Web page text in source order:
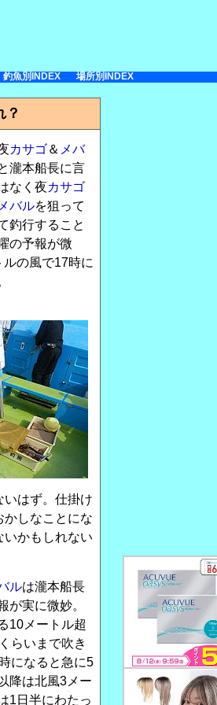
釣魚別INDEX 場所別INDEX
カサゴ＆ メバ
瀧本船長に言
なく夜カサゴ
メバルを狙って
釣行すること
の予報が微
の風で17時に
いはず。仕掛け
かしなことにな
いかもしれない
ルは瀧本船長
が実に微妙。
10メートル超
らいまで吹き
になると急に5
降は北風3メー
1日半にわたっ